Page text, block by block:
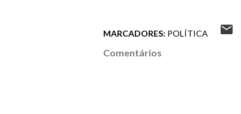
MARCADORES: POLÍTICA
Comentários